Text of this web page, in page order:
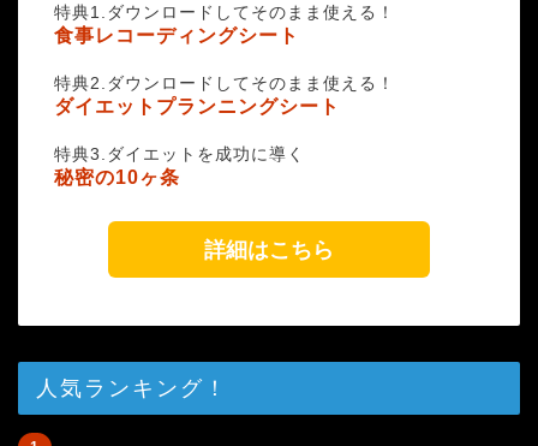
特典1.ダウンロードしてそのまま使える！
食事レコーディングシート
特典2.ダウンロードしてそのまま使える！
ダイエットプランニングシート
特典3.ダイエットを成功に導く
秘密の10ヶ条
詳細はこちら
人気ランキング！